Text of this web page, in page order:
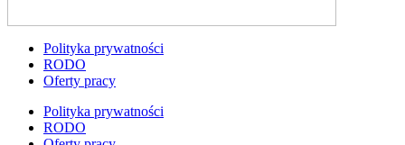
Polityka prywatności
RODO
Oferty pracy
Polityka prywatności
RODO